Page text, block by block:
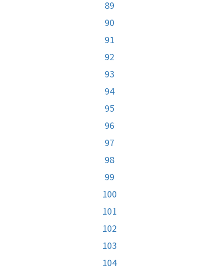
89
90
91
92
93
94
95
96
97
98
99
100
101
102
103
104